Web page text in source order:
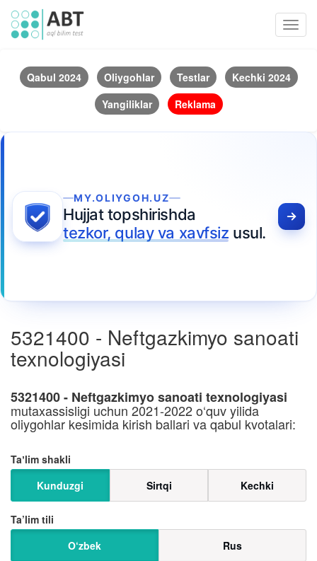
Qabul 2024 Oliygohlar Testlar
Kechki 2024
Yangiliklar
Reklama
MY.OLIYGOH.UZ
Hujjat topshirishda
tezkor, qulay va xavfsiz usul.
5321400 - Neftgazkimyo sanoati
texnologiyasi
5321400 - Neftgazkimyo sanoati texnologiyasi
mutaxassisligi uchun 2021-2022 o‘quv yilida
oliygohlar kesimida kirish ballari va qabul kvotalari:
Taʼlim shakli
Kunduzgi
Sirtqi Kechki
Ta’lim tili
O‘zbek
Rus